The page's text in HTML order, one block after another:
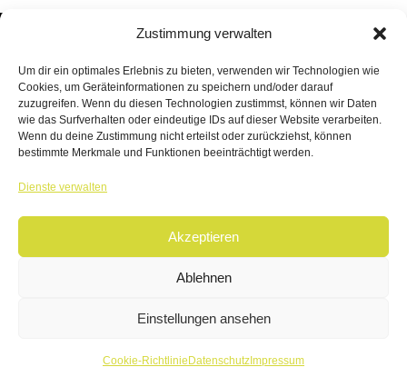
Zustimmung verwalten
Um dir ein optimales Erlebnis zu bieten, verwenden wir Technologien wie
Cookies, um Geräteinformationen zu speichern und/oder darauf
zuzugreifen. Wenn du diesen Technologien zustimmst, können wir Daten
wie das Surfverhalten oder eindeutige IDs auf dieser Website verarbeiten.
Wenn du deine Zustimmung nicht erteilst oder zurückziehst, können
bestimmte Merkmale und Funktionen beeinträchtigt werden.
Dienste verwalten
Akzeptieren
Ablehnen
Einstellungen ansehen
Cookie-Richtlinie Datenschutz Impressum
© 2026 | TANZWERK
DATENSCHUTZ